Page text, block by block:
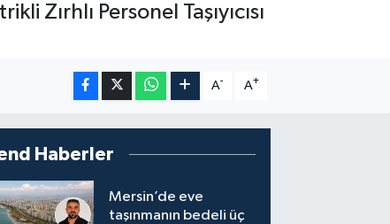
Zırhlı Personel Taşıyıcısı
A- A+
Haberler
Mersin’de eve
taşınmanın bedeli üç